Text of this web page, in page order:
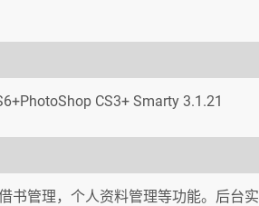
CS3+ Smarty 3.1.21
书管理，个人资料管理等功能。后台实